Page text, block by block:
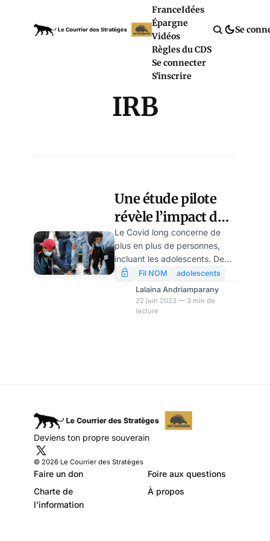
FranceIdées
Épargne
Vidéos
Règles du CDS
Se connecter
S'inscrire
Se
IRB
Une étude pilote
révèle l’impact du
Covid long chez les
adolescents
Le Covid long concerne de
plus en plus de personnes,
incluant les adolescents. De
nombreuses études ont déjà
été menées dans le but
d’identifier les facteurs qui
favorisent cette persistance
Fil NOM
adolescents
Lalaina Andriamparany
22 juin 2023 — 3 min de
lecture
Deviens ton propre souverain
© 2026 Le Courrier des Stratèges
Faire un don
Foire aux questions
Charte de
l’information
À propos